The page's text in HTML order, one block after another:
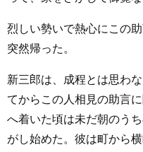
烈しい勢いで熱心にこの
突然帰った。
新三郎は、成程とは思わ
てからこの人相見の助言
へ着いた頃は未だ朝のう
がし始めた。彼は町から